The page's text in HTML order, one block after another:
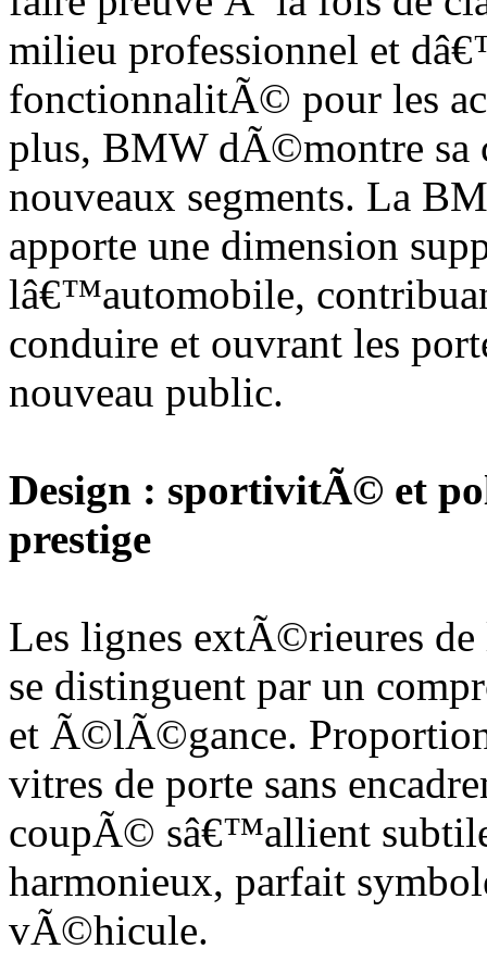
milieu professionnel et
fonctionnalitÃ© pour les
plus, BMW dÃ©montre
nouveaux segments. La
apporte une dimension
lâ€™automobile,
conduire et ouvrant les
nouveau public.
Design : sportivitÃ© et
prestige
Les lignes extÃ©rieures
se distinguent par un
et Ã©lÃ©gance.
vitres de porte sans
coupÃ© sâ€™allient
harmonieux, parfait
vÃ©hicule.